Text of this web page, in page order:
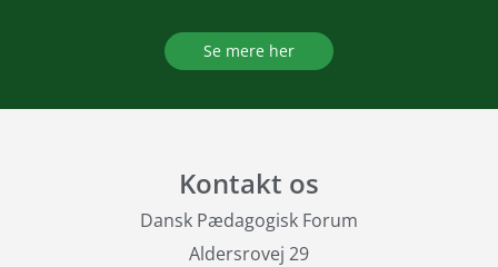
Se mere her
Kontakt os
Dansk Pædagogisk Forum
Aldersrovej 29